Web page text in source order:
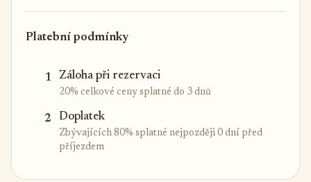
Platební podmínky
1 Záloha při rezervaci
20% celkové ceny splatné do 3 dnů
2 Doplatek
Zbývajících 80% splatné nejpozději 0 dní před
příjezdem